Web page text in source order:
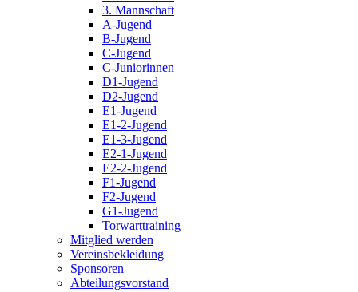
3. Mannschaft
A-Jugend
B-Jugend
C-Jugend
C-Juniorinnen
D1-Jugend
D2-Jugend
E1-Jugend
E1-2-Jugend
E1-3-Jugend
E2-1-Jugend
E2-2-Jugend
F1-Jugend
F2-Jugend
G1-Jugend
Torwarttraining
Mitglied werden
Vereinsbekleidung
Sponsoren
Abteilungsvorstand